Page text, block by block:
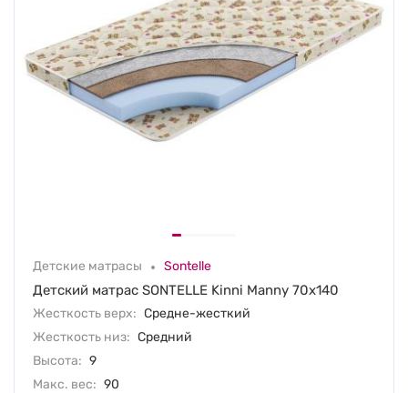
Детские матрасы Sontelle
Детский матрас SONTELLE Kinni Manny 70х140
Жесткость верх: Средне-жесткий
Жесткость низ: Средний
Высота: 9
Макс. вес: 90